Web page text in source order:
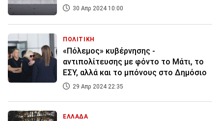
30 Απρ 2024 10:00
ΠΟΛΙΤΙΚΗ
«Πόλεμος» κυβέρνησης -
αντιπολίτευσης με φόντο το Μάτι, το
ΕΣΥ, αλλά και το μπόνους στο Δημόσιο
29 Απρ 2024 22:35
ΕΛΛΑΔΑ